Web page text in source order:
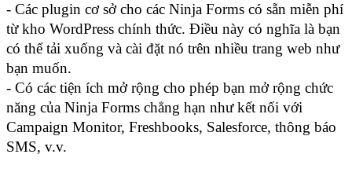
- Các plugin cơ sở cho các Ninja Forms có sẵn miễn phí
từ kho WordPress chính thức. Điều này có nghĩa là bạn
có thể tải xuống và cài đặt nó trên nhiều trang web như
bạn muốn.
- Có các tiện ích mở rộng cho phép bạn mở rộng chức
năng của Ninja Forms chẳng hạn như kết nối với
Campaign Monitor, Freshbooks, Salesforce, thông báo
SMS, v.v.